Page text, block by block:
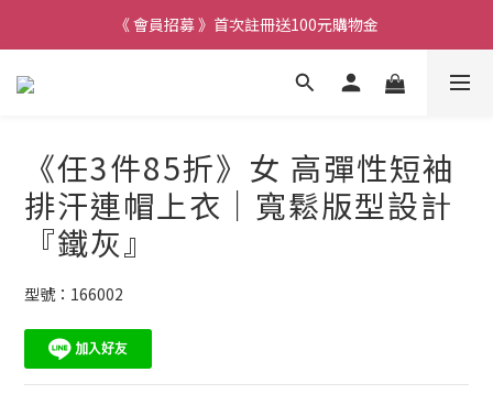
《 會員招募 》首次註冊送100元購物金
《任3件85折》女 高彈性短袖
排汗連帽上衣｜寬鬆版型設計
『鐵灰』
型號：166002